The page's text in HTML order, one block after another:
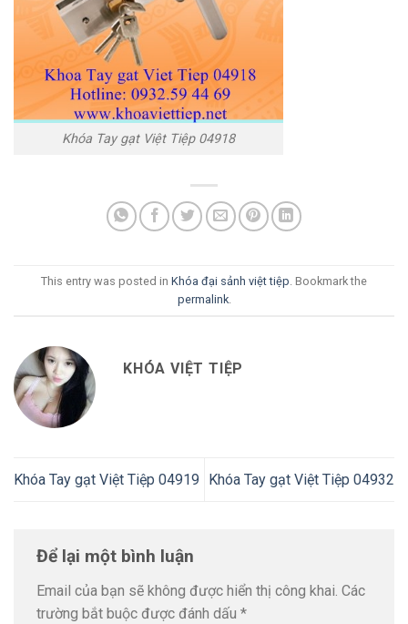
Khóa Tay gạt Việt Tiệp 04918
This entry was posted in Khóa đại sảnh việt tiệp . Bookmark the
permalink.
KHÓA VIỆT TIỆP
Khóa Tay gạt Việt Tiệp 04919 Khóa Tay gạt Việt Tiệp 04932
Để lại một bình luận
Email của bạn sẽ không được hiển thị công khai. Các
trường bắt buộc được đánh dấu *